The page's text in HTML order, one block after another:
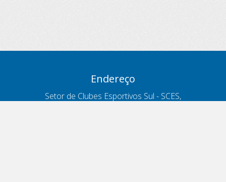
Endereço
Setor de Clubes Esportivos Sul - SCES,